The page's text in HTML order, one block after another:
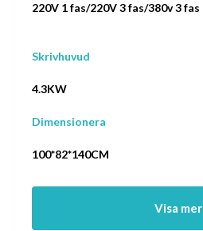
220V 1 fas/220V 3 fas/380v 3 fas
Skrivhuvud
4.3KW
Dimensionera
100*82*140CM
Visa mer